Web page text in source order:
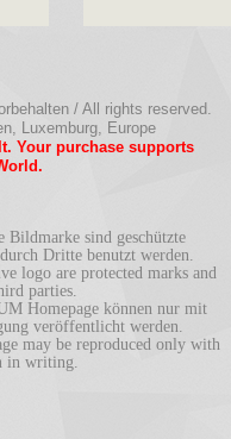
/ All rights reserved.
Luxemburg, Europe
Your purchase supports
sind geschützte
Dritte benutzt werden.
logo are protected marks and
parties.
Homepage können nur mit
veröffentlicht werden.
may be reproduced only with
in writing.